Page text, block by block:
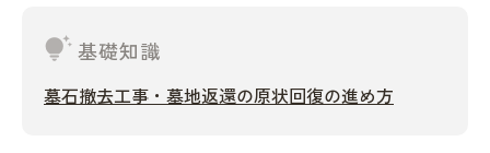
tips_and_updates基礎知識
墓石撤去工事・墓地返還の原状回復の進め方